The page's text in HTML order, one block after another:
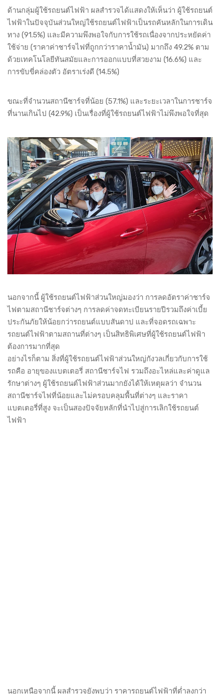
ด้านกลุ่มผู้ใช้รถยนต์ไฟฟ้า ผลสำรวจได้แสดงให้เห็นว่า ผู้ใช้รถยนต์
ไฟฟ้าในปัจจุบันส่วนใหญ่ใช้รถยนต์ไฟฟ้าเป็นรถคันหลักในการเดิน
ทาง (91.5%) และมีความพึงพอใจกับการใช้รถเนื่องจากประหยัดค่า
ใช้จ่าย (ราคาค่าชาร์จไฟที่ถูกกว่าราคาน้ำมัน) มากถึง 49.2% ตาม
ด้วยเทคโนโลยีทันสมัยและการออกแบบที่สวยงาม (16.6%) และ
การขับขี่คล่องตัว อัตราเร่งดี (14.5%)
ขณะที่จำนวนสถานีชาร์จที่น้อย (57.1%) และระยะเวลาในการชาร์จ
ที่นานเกินไป (42.9%) เป็นเรื่องที่ผู้ใช้รถยนต์ไฟฟ้าไม่พึงพอใจที่สุด
นอกจากนี้ ผู้ใช้รถยนต์ไฟฟ้าส่วนใหญ่มองว่า การลดอัตราค่าชาร์จ
ไฟตามสถานีชาร์จต่างๆ การลดค่าจดทะเบียนรายปีรวมถึงค่าเบี้ย
ประกันภัยให้น้อยกว่ารถยนต์แบบสันดาป และที่จอดรถเฉพาะ
รถยนต์ไฟฟ้าตามสถานที่ต่างๆ เป็นสิทธิพิเศษที่ผู้ใช้รถยนต์ไฟฟ้า
ต้องการมากที่สุด
อย่างไรก็ตาม สิ่งที่ผู้ใช้รถยนต์ไฟฟ้าส่วนใหญ่กังวลเกี่ยวกับการใช้
รถคือ อายุของแบตเตอรี่ สถานีชาร์จไฟ รวมถึงอะไหล่และค่าดูแล
รักษาต่างๆ ผู้ใช้รถยนต์ไฟฟ้าส่วนมากยังได้ให้เหตุผลว่า จำนวน
สถานีชาร์จไฟที่น้อยและไม่ครอบคลุมพื้นที่ต่างๆ และราคา
แบตเตอรี่ที่สูง จะเป็นสองปัจจัยหลักที่นำไปสู่การเลิกใช้รถยนต์
ไฟฟ้า
นอกเหนือจากนี้ ผลสำรวจยังพบว่า ราคารถยนต์ไฟฟ้าที่ต่ำลงกว่า